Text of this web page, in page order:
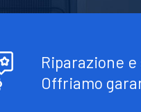
Riparazione
Offriamo